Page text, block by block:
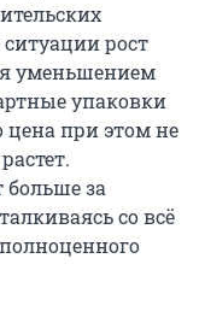
рост
уменьшением
упаковки
цена при этом не
больше за
со всё